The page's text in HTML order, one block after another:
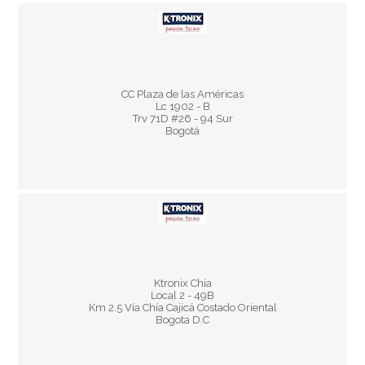
CC Plaza de las Américas
Lc 1902 - B
Trv 71D #26 - 94 Sur
Bogotá
Horario:
Lun – Dom y Fest 10:00 am – 8:00 pm
Ktronix Chía
Local 2 - 49B
Km 2.5 Vía Chía Cajicá Costado Oriental
Bogota D.C
Lun a Jue 10:00 a.m a 8:00 p.m
Vie a Sab 10:00 a.m a 9:00 p.m
Dom y Fes 10:00 a.m a 8:00 p.m